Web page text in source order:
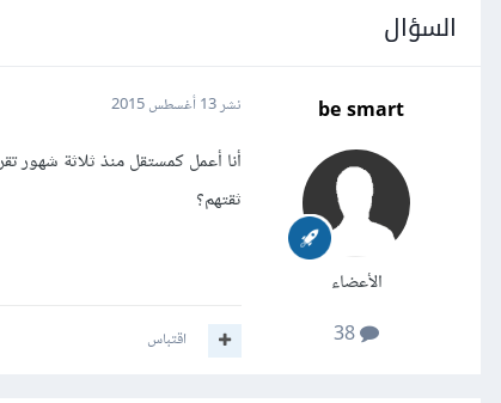
السؤال
be smart
الأعضاء
نشر13 أغسطس 2015
أنا أعمل كمستقل منذ ثلاثة شهور
ثقتهم؟
اقتباس